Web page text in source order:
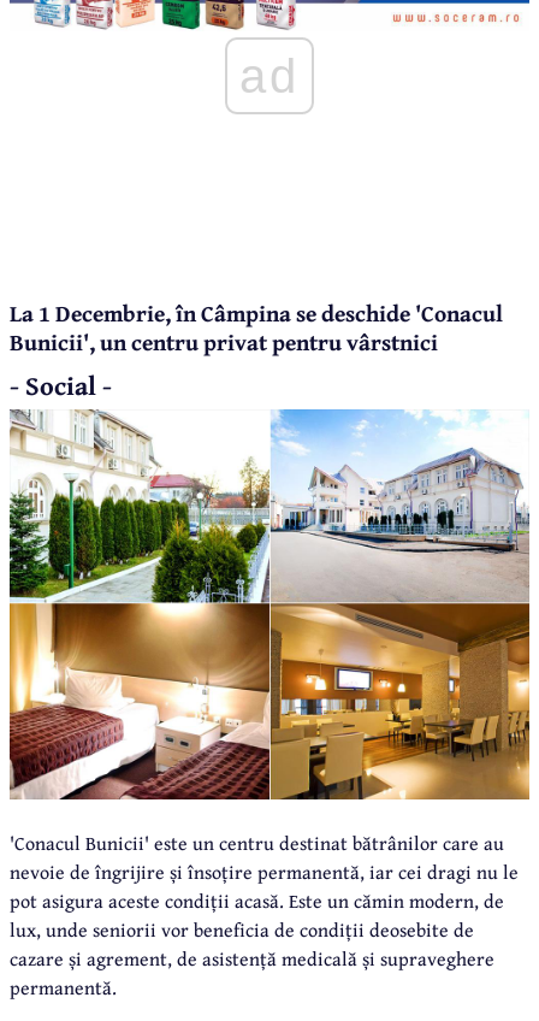
ad
La 1 Decembrie, în Câmpina se deschide 'Conacul
Bunicii', un centru privat pentru vârstnici
- Social -
'Conacul Bunicii' este un centru destinat bătrânilor care au
nevoie de îngrijire și însoțire permanentă, iar cei dragi nu le
pot asigura aceste condiții acasă. Este un cămin modern, de
lux, unde seniorii vor beneficia de condiții deosebite de
cazare și agrement, de asistență medicală și supraveghere
permanentă.